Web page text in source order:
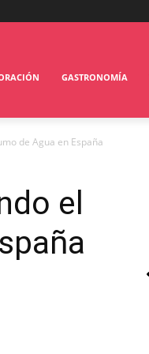
GASTRONOMÍA
de Agua en España
el